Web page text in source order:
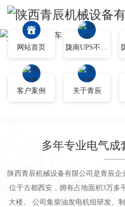
网站首页 陇南UPS不间断电源
客户案例 关于青辰
多年专业电气成
陕西青辰机械设备有限公司是青辰企
位于古都西安，拥有占地面积3万多
大楼。 公司集柴油发电机组研发、